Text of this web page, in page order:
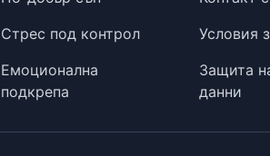
Стрес под контрол
Емоционална
подкрепа
Условия
Защита
данни